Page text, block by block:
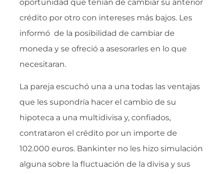
oportunidad que tenían de cambiar su anterior
crédito por otro con intereses más bajos. Les
informó de la posibilidad de cambiar de
moneda y se ofreció a asesorarles en lo que
necesitaran.
La pareja escuchó una a una todas las ventajas
que les supondría hacer el cambio de su
hipoteca a una multidivisa y, confiados,
contrataron el crédito por un importe de
102.000 euros. Bankinter no les hizo simulación
alguna sobre la fluctuación de la divisa y sus